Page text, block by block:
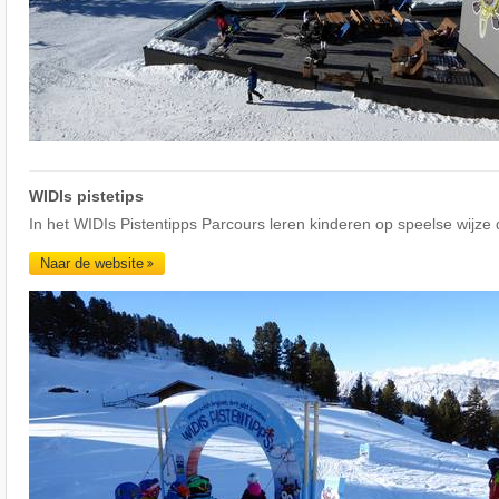
WIDIs pistetips
In het WIDIs Pistentipps Parcours leren kinderen op speelse wijze
Naar de website